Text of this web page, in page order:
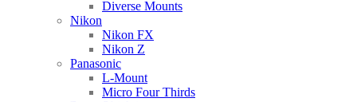
Diverse Mounts
Nikon
Nikon FX
Nikon Z
Panasonic
L-Mount
Micro Four Thirds